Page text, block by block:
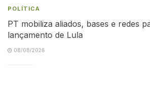
POLÍTICA
PT mobiliza aliados, bases e redes
lançamento de Lula
08/08/2026